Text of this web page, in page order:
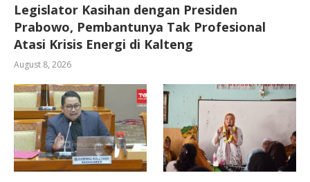
Legislator Kasihan dengan Presiden
Prabowo, Pembantunya Tak Profesional
Atasi Krisis Energi di Kalteng
August 8, 2026